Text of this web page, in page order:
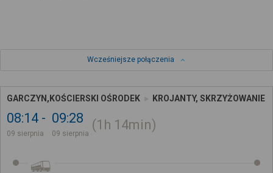
Wcześniejsze połączenia
GARCZYN,KOŚCIERSKI OŚRODEK KROJANTY, SKRZYŻOWANIE
08:14
09 sierpnia
09:28
09 sierpnia
1h 14min